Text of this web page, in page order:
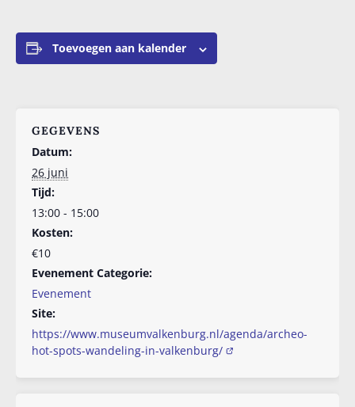
Toevoegen aan kalender
GEGEVENS
Datum:
26 juni
Tijd:
13:00 - 15:00
Kosten:
€10
Evenement Categorie:
Evenement
Site:
https://www.museumvalkenburg.nl/agenda/archeo-
hot-spots-wandeling-in-valkenburg/